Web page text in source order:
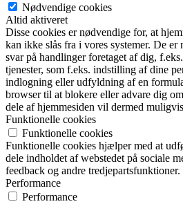
Nødvendige cookies
Altid aktiveret
Disse cookies er nødvendige for, at
kan ikke slås fra i vores systemer. De
svar på handlinger foretaget af dig,
tjenester, som f.eks. indstilling af dine
indlogning eller udfyldning af en
browser til at blokere eller advare dig
dele af hjemmesiden vil dermed
Funktionelle cookies
Funktionelle cookies
Funktionelle cookies hjælper med at
dele indholdet af webstedet på sociale
feedback og andre tredjepartsfunktioner.
Performance
Performance